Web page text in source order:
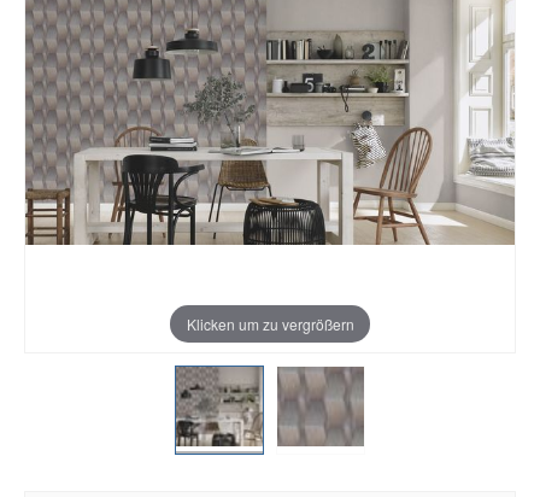
Klicken um zu vergrößern